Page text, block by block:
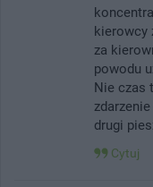
kierowcy
za
powodu
Nie czas
drugi
Cytuj